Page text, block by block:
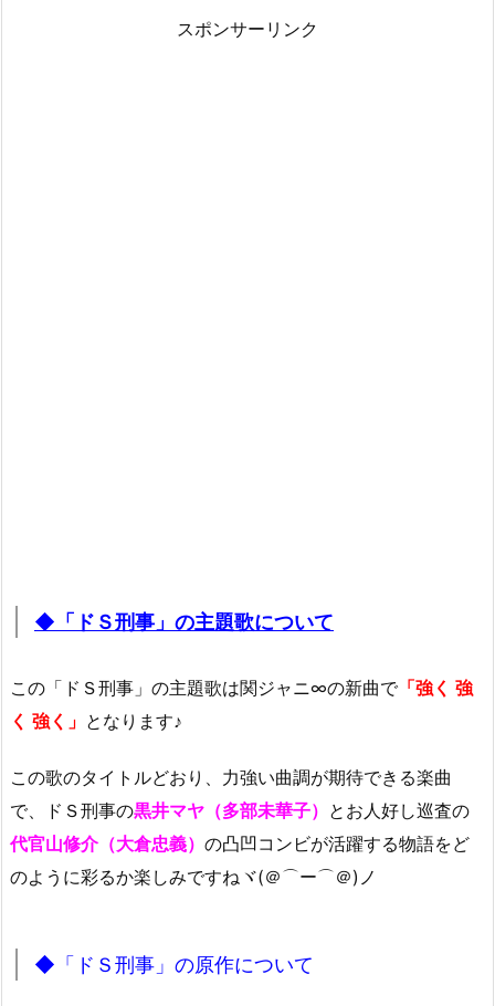
スポンサーリンク
◆「ドＳ刑事」の主題歌について
この「ドＳ刑事」の主題歌は関ジャニ∞の新曲で「強く 強
く 強く」 となります♪
この歌のタイトルどおり、力強い曲調が期待できる楽曲
で、ドＳ刑事の黒井マヤ（多部未華子） とお人好し巡査の
代官山修介（大倉忠義） の凸凹コンビが活躍する物語をど
のように彩るか楽しみですねヾ(＠⌒ー⌒＠)ノ
◆「ドＳ刑事」の原作について